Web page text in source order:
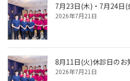
7月23日(木)・7月24日(
2026年7月21日
8月11日(火)休診日のお
2026年7月21日